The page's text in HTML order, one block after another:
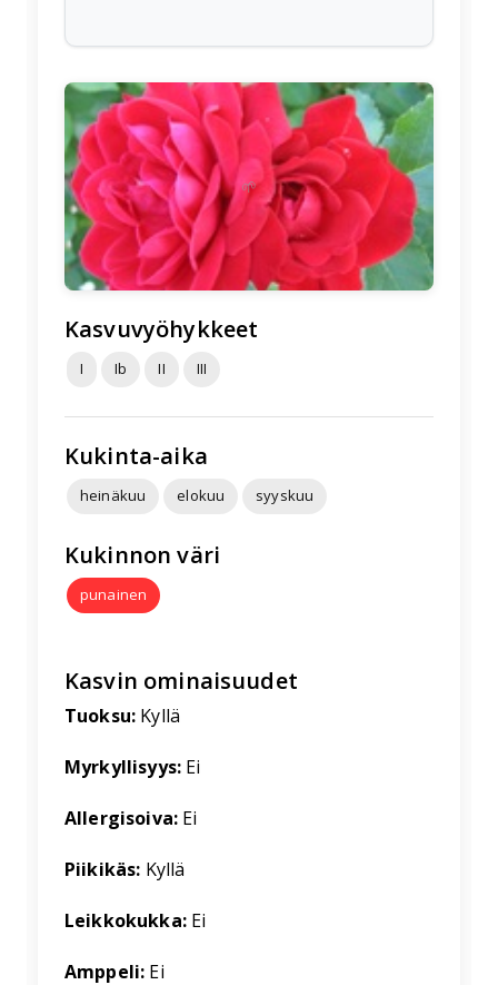
🌱
Kasvuvyöhykkeet
I Ib II III
Kukinta-aika
heinäkuu elokuu syyskuu
Kukinnon väri
punainen
Kasvin ominaisuudet
Tuoksu: Kyllä
Myrkyllisyys: Ei
Allergisoiva: Ei
Piikikäs: Kyllä
Leikkokukka: Ei
Amppeli: Ei